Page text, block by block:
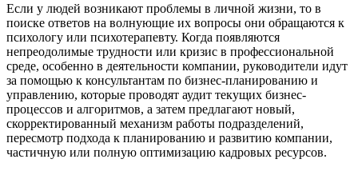
Если у людей возникают проблемы в личной жизни, то в
поиске ответов на волнующие их вопросы они обращаются к
психологу или психотерапевту. Когда появляются
непреодолимые трудности или кризис в профессиональной
среде, особенно в деятельности компании, руководители идут
за помощью к консультантам по бизнес-планированию и
управлению, которые проводят аудит текущих бизнес-
процессов и алгоритмов, а затем предлагают новый,
скорректированный механизм работы подразделений,
пересмотр подхода к планированию и развитию компании,
частичную или полную оптимизацию кадровых ресурсов.